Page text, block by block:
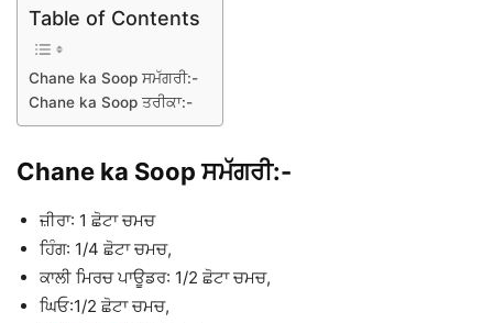
Table of Contents
Chane ka Soop ਸਮੱਗਰੀ:-
Chane ka Soop ਤਰੀਕਾ:-
Chane ka Soop ਸਮੱਗਰੀ:-
ਜ਼ੀਰਾ: 1 ਛੋਟਾ ਚਮਚ
ਹਿੰਗ: 1/4 ਛੋਟਾ ਚਮਚ,
ਕਾਲੀ ਮਿਰਚ ਪਾਊਡਰ: 1/2 ਛੋਟਾ ਚਮਚ,
ਘਿਓ:1/2 ਛੋਟਾ ਚਮਚ,